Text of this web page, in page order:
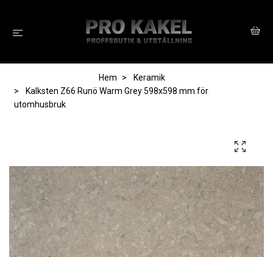
Hem
Keramik
Kalksten Z66 Runö Warm Grey 598x598 mm för
utomhusbruk